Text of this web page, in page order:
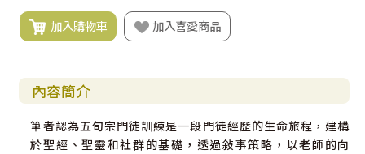
加入購物車 加入喜愛商品
內容簡介
筆者認為五旬宗門徒訓練是一段門徒經歷的生命旅程，建構
於聖經、聖靈和社群的基礎，透過敍事策略，以老師的向